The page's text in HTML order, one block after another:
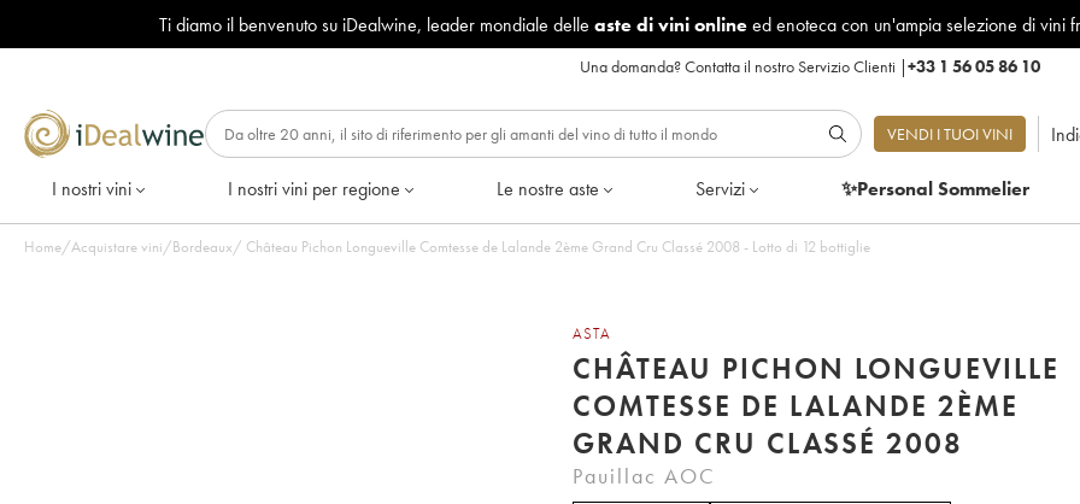
Ti diamo il benvenuto su iDealwine, leader mondiale delle aste di vini onlineed enoteca con un'ampia selezione di vini
Una domanda?Contatta il nostro Servizio Clienti |+33 1 56 05 86 10
VENDI I TUOI VINI
I nostri vini I nostri vini per regione Le nostre aste Servizi ✨Personal Sommelier
Home/Acquistare vini/Bordeaux/ Château Pichon Longueville Comtesse de Lalande 2ème Grand Cru Classé 2008 - Lotto di 12 bottiglie
ASTA
CHÂTEAU PICHON LONGUEVILLE
COMTESSE DE LALANDE 2ÈME
GRAND CRU CLASSÉ 2008
Pauillac AOC